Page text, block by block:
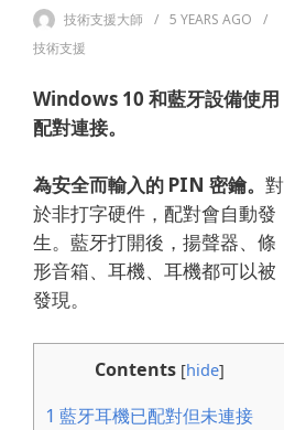
技術支援大師 5 YEARS AGO
技術支援
Windows 10 和藍牙設備使用
配對連接。
為安全而輸入的 PIN 密鑰。 對
於非打字硬件，配對會自動發
生。 藍牙打開後，揚聲器、條
形音箱、耳機、耳機都可以被
發現。
Contents [hide]
1 藍牙耳機已配對但未連接